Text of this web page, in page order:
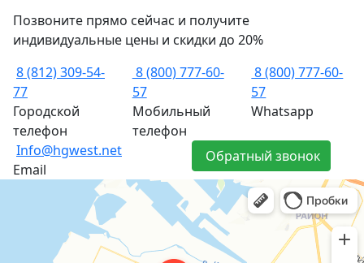
Позвоните прямо сейчас и получите
индивидуальные цены и скидки до 20%
8 (812) 309-54-
77
Городской
телефон
8 (800) 777-60-
57
Мобильный
телефон
8 (800) 777-60-
57
Whatsapp
Info@hgwest.net
Email
Обратный звонок